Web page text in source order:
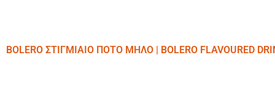
BOLERO ΣΤΙΓΜΙΑΙΟ ΠΟΤΟ ΜΗΛΟ | BOLERO FLAVOURED